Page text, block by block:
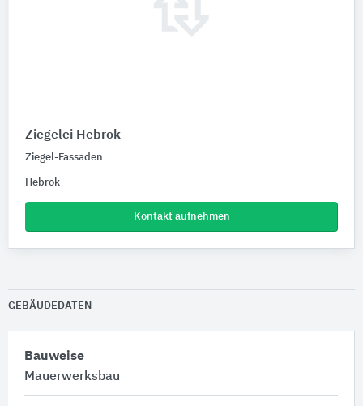
Ziegelei Hebrok
Ziegel-Fassaden
Hebrok
Kontakt aufnehmen
GEBÄUDEDATEN
Bauweise
Mauerwerksbau